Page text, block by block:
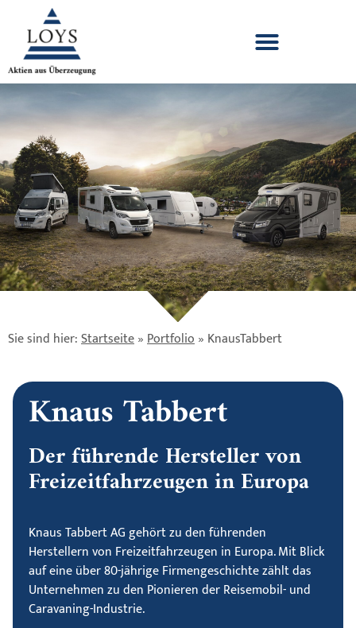
Sie sind hier:Startseite»Portfolio» KnausTabbert
Knaus Tabbert
Der führende Hersteller von
Freizeitfahrzeugen in Europa
Knaus Tabbert AG gehört zu den führenden
Herstellern von Freizeitfahrzeugen in Europa. Mit Blick
auf eine über 80-jährige Firmengeschichte zählt das
Unternehmen zu den Pionieren der Reisemobil- und
Caravaning-Industrie.